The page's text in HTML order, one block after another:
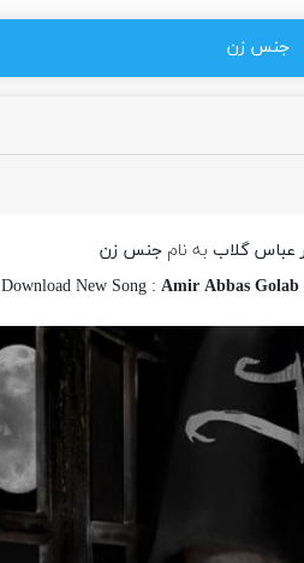
جنس زن
عباس گلاب به نام جنس زن
Download New Song : Amir Abbas Golab